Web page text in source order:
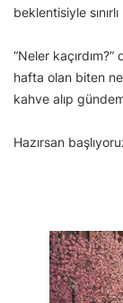
beklentisiyle
“Neler
hafta olan biten
kahve alıp
Hazırsan